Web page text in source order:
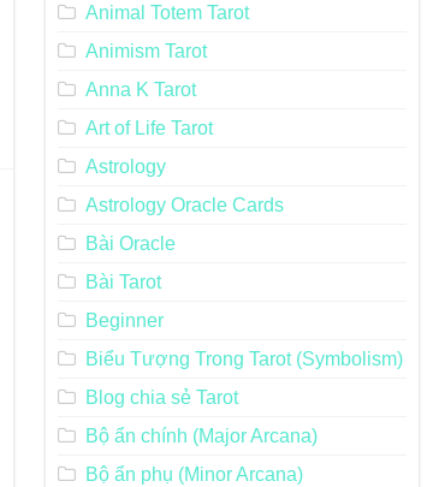
Animal Totem Tarot
Animism Tarot
Anna K Tarot
Art of Life Tarot
Astrology
Astrology Oracle Cards
Bài Oracle
Bài Tarot
Beginner
Biểu Tượng Trong Tarot (Symbolism)
Blog chia sẻ Tarot
Bộ ẩn chính (Major Arcana)
Bộ ẩn phụ (Minor Arcana)